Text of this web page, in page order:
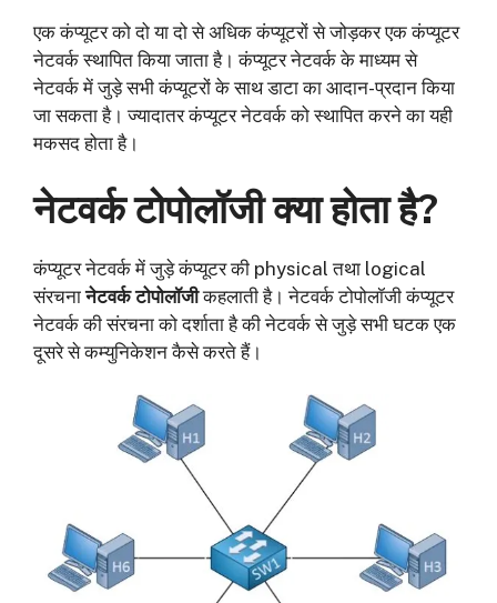
एक कंप्यूटर को दो या दो से अधिक कंप्यूटरों से जोड़कर एक कंप्यूटर
नेटवर्क स्थापित किया जाता है। कंप्यूटर नेटवर्क के माध्यम से
नेटवर्क में जुड़े सभी कंप्यूटरों के साथ डाटा का आदान-प्रदान किया
जा सकता है। ज्यादातर कंप्यूटर नेटवर्क को स्थापित करने का यही
मकसद होता है।
नेटवर्क टोपोलॉजी क्या होता है?
कंप्यूटर नेटवर्क में जुड़े कंप्यूटर की physical तथा logical
संरचनानेटवर्क टोपोलॉजीकहलाती है। नेटवर्क टोपोलॉजी कंप्यूटर
नेटवर्क की संरचना को दर्शाता है की नेटवर्क से जुड़े सभी घटक एक
दूसरे से कम्युनिकेशन कैसे करते हैं।